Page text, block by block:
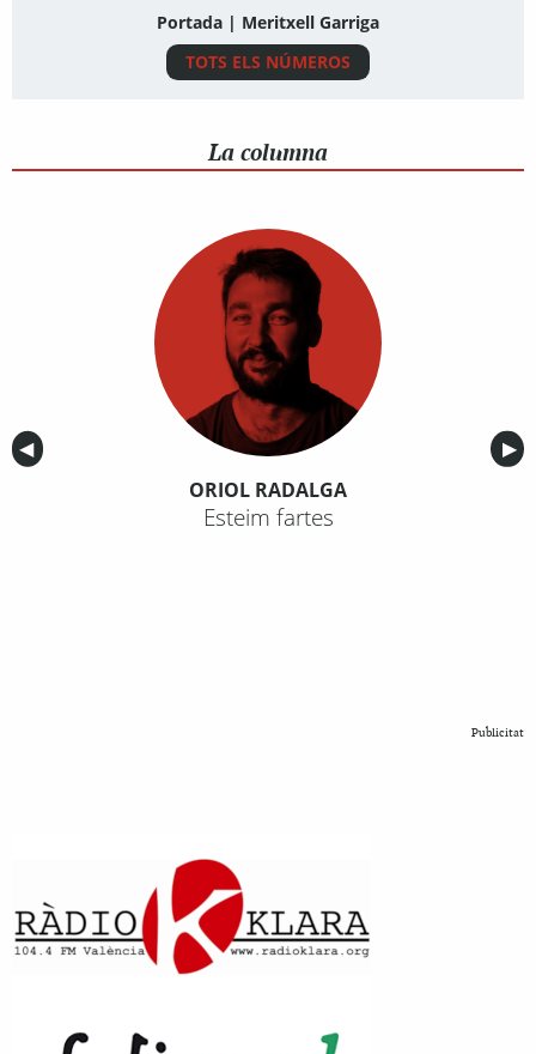
Portada | Meritxell Garriga
TOTS ELS NÚMEROS
La columna
Anterior
◀︎ ▶︎
ORIOL RADALGA
Esteim fartes
Publicitat